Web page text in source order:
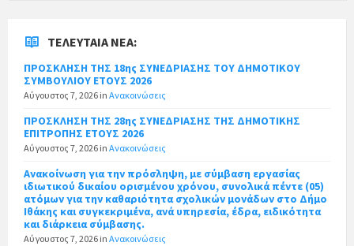
ΤΕΛΕΥΤΑΊΑ ΝΈΑ:
ΠΡΟΣΚΛΗΣΗ ΤΗΣ 18ης ΣΥΝΕΔΡΙΑΣΗΣ ΤΟΥ ΔΗΜΟΤΙΚΟΥ
ΣΥΜΒΟΥΛΙΟΥ ΕΤΟΥΣ 2026
Αύγουστος 7, 2026 in Ανακοινώσεις
ΠΡΟΣΚΛΗΣΗ ΤΗΣ 28ης ΣΥΝΕΔΡΙΑΣΗΣ ΤΗΣ ΔΗΜΟΤΙΚΗΣ
ΕΠΙΤΡΟΠΗΣ ΕΤΟΥΣ 2026
Αύγουστος 7, 2026 in Ανακοινώσεις
Ανακοίνωση για την πρόσληψη, με σύμβαση εργασίας
ιδιωτικού δικαίου ορισμένου χρόνου, συνολικά πέντε (05)
ατόμων για την καθαριότητα σχολικών μονάδων στο Δήμο
Ιθάκης και συγκεκριμένα, ανά υπηρεσία, έδρα, ειδικότητα
και διάρκεια σύμβασης.
Αύγουστος 7, 2026 in Ανακοινώσεις